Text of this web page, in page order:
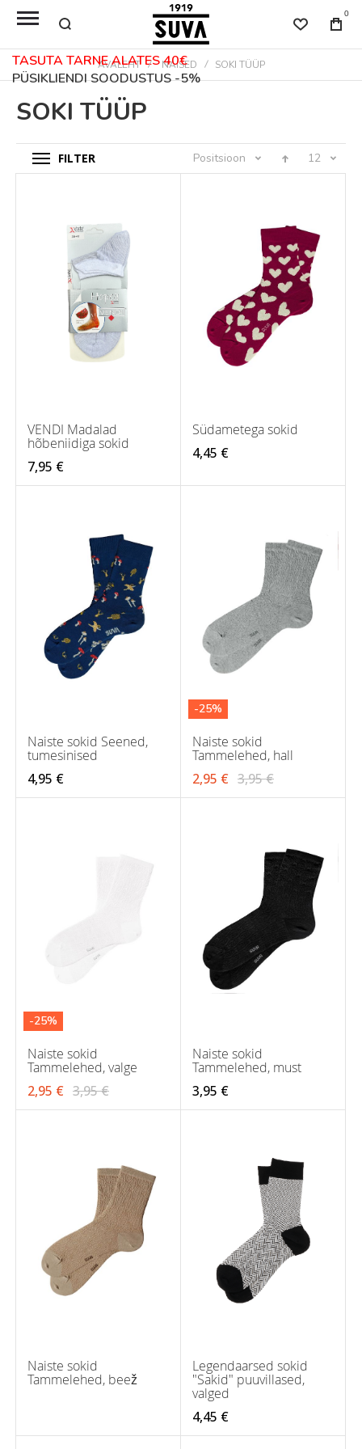
TASUTA TARNE ALATES 40€
PÜSIKLIENDI SOODUSTUS -5%
0
AVALEHT NAISED SOKI TÜÜP
SOKI TÜÜP
FILTER Positsioon 12
VENDI Madalad
hõbeniidiga sokid
7,95 €
Südametega sokid
4,45 €
Naiste sokid Seened,
tumesinised
4,95 €
-25%
Naiste sokid
Tammelehed, hall
2,95 € 3,95 €
-25%
Naiste sokid
Tammelehed, valge
2,95 € 3,95 €
Naiste sokid
Tammelehed, must
3,95 €
Naiste sokid
Tammelehed, beež
Legendaarsed sokid
"Sakid" puuvillased,
valged
4,45 €